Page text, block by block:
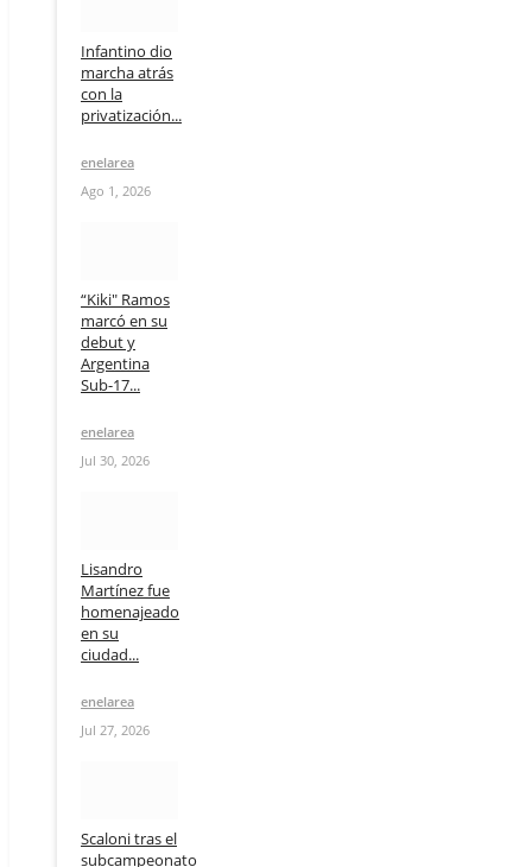
Infantino dio
marcha atrás
con la
privatización...
enelarea
Ago 1, 2026
“Kiki" Ramos
marcó en su
debut y
Argentina
Sub-17...
enelarea
Jul 30, 2026
Lisandro
Martínez fue
homenajeado
en su
ciudad...
enelarea
Jul 27, 2026
Scaloni tras el
subcampeonato